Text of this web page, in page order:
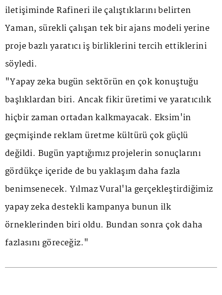
iletişiminde Rafineri ile çalıştıklarını belirten
Yaman, sürekli çalışan tek bir ajans modeli yerine
proje bazlı yaratıcı iş birliklerini tercih ettiklerini
söyledi.
"Yapay zeka bugün sektörün en çok konuştuğu
başlıklardan biri. Ancak fikir üretimi ve yaratıcılık
hiçbir zaman ortadan kalkmayacak. Eksim'in
geçmişinde reklam üretme kültürü çok güçlü
değildi. Bugün yaptığımız projelerin sonuçlarını
gördükçe içeride de bu yaklaşım daha fazla
benimsenecek. Yılmaz Vural'la gerçekleştirdiğimiz
yapay zeka destekli kampanya bunun ilk
örneklerinden biri oldu. Bundan sonra çok daha
fazlasını göreceğiz."